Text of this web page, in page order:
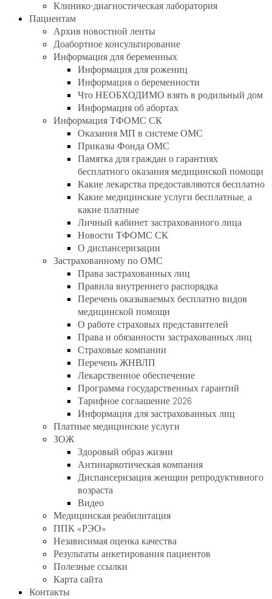
Клинико-диагностическая лаборатория
Пациентам
Архив новостной ленты
Доабортное консультирование
Информация для беременных
Информация для рожениц
Информация о беременности
Что НЕОБХОДИМО взять в родильный дом
Информация об абортах
Информация ТФОМС СК
Оказания МП в системе ОМС
Приказы Фонда ОМС
Памятка для граждан о гарантиях
бесплатного оказания медицинской помощи
Какие лекарства предоставляются бесплатно
Какие медицинские услуги бесплатные, а
какие платные
Личный кабинет застрахованного лица
Новости ТФОМС СК
О диспансеризации
Застрахованному по ОМС
Права застрахованных лиц
Правила внутреннего распорядка
Перечень оказываемых бесплатно видов
медицинской помощи
О работе страховых представителей
Права и обязанности застрахованных лиц
Страховые компании
Перечень ЖНВЛП
Лекарственное обеспечение
Программа государственных гарантий
Тарифное соглашение 2026
Информация для застрахованных лиц
Платные медицинские услуги
ЗОЖ
Здоровый образ жизни
Антинаркотическая компания
Диспансеризация женщин репродуктивного
возраста
Видео
Медицинская реабилитация
ППК «РЭО»
Независимая оценка качества
Результаты анкетирования пациентов
Полезные ссылки
Карта сайта
Контакты